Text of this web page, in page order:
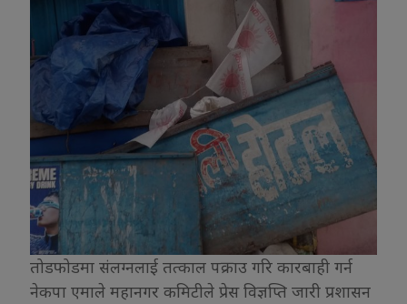
तोडफोडमा संलग्नलाई तत्काल पक्राउ गरि कारबाही गर्न
नेकपा एमाले महानगर कमिटीले प्रेस विज्ञप्ति जारी प्रशासन